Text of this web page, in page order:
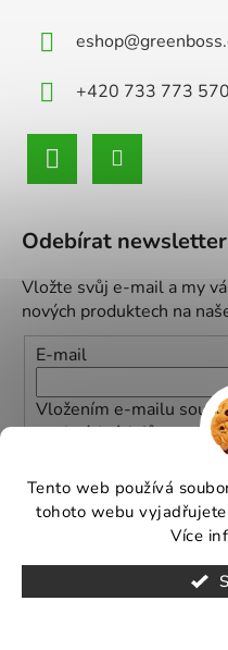
Tento web používá
tohoto webu
Více
eshop@
+420 733 773 570
Odebírat newsletter
Vložte svůj e-mail a my
nových produktech na
E-mail
Vložením e-mailu
osobních údajů
PŘIHLÁSIT SE